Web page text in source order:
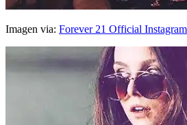
Imagen via: Forever 21 Official